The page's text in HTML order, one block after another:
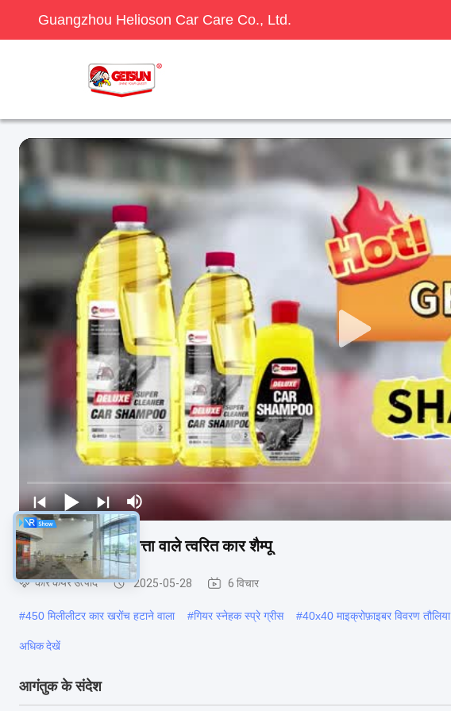
Guangzhou Helioson Car Care Co., Ltd.
GETSUN उच्च गुणवत्ता वाले त्वरित कार शैम्पू
कार केयर उत्पाद 2025-05-28 6 विचार
#450 मिलीलीटर कार खरोंच हटाने वाला #गियर स्नेहक स्प्रे ग्रीस #40x40 माइक्रोफ़ाइबर विवरण तौलिया
अधिक देखें
आगंतुक के संदेश